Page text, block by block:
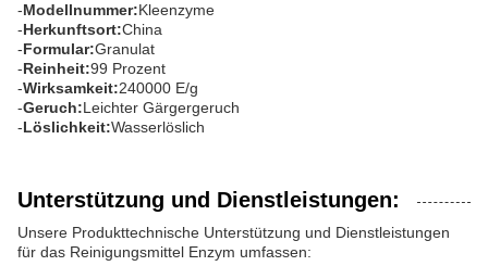
-Modellnummer:Kleenzyme
-Herkunftsort:China
-Formular:Granulat
-Reinheit:99 Prozent
-Wirksamkeit:240000 E/g
-Geruch:Leichter Gärgergeruch
-Löslichkeit:Wasserlöslich
Unterstützung und Dienstleistungen:
Unsere Produkttechnische Unterstützung und Dienstleistungen
für das Reinigungsmittel Enzym umfassen: